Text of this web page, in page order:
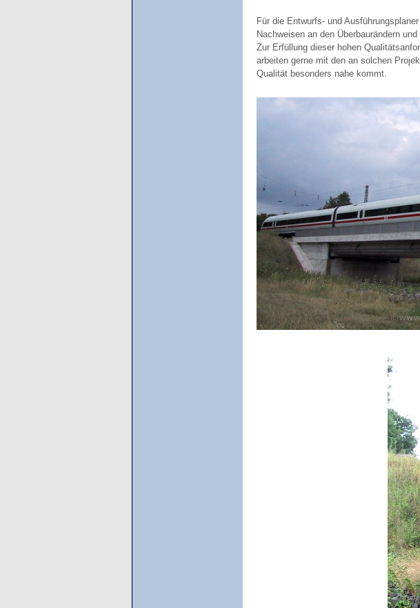
Für die Entwurfs- und
Nachweisen an den Überbaurändern
Zur Erfüllung dieser hohen
arbeiten gerne mit den an solchen
Qualität besonders nahe kommt.